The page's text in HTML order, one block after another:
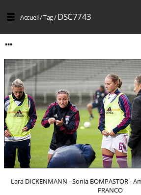
Accueil/Tag/DSC7743
Lara DICKENMANN - Sonia BOMPASTOR -
FRANCO